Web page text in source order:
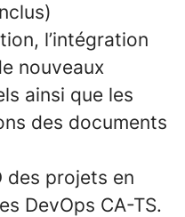
l’intégration
nouveaux
ainsi que les
des documents
des projets en
DevOps CA-TS.